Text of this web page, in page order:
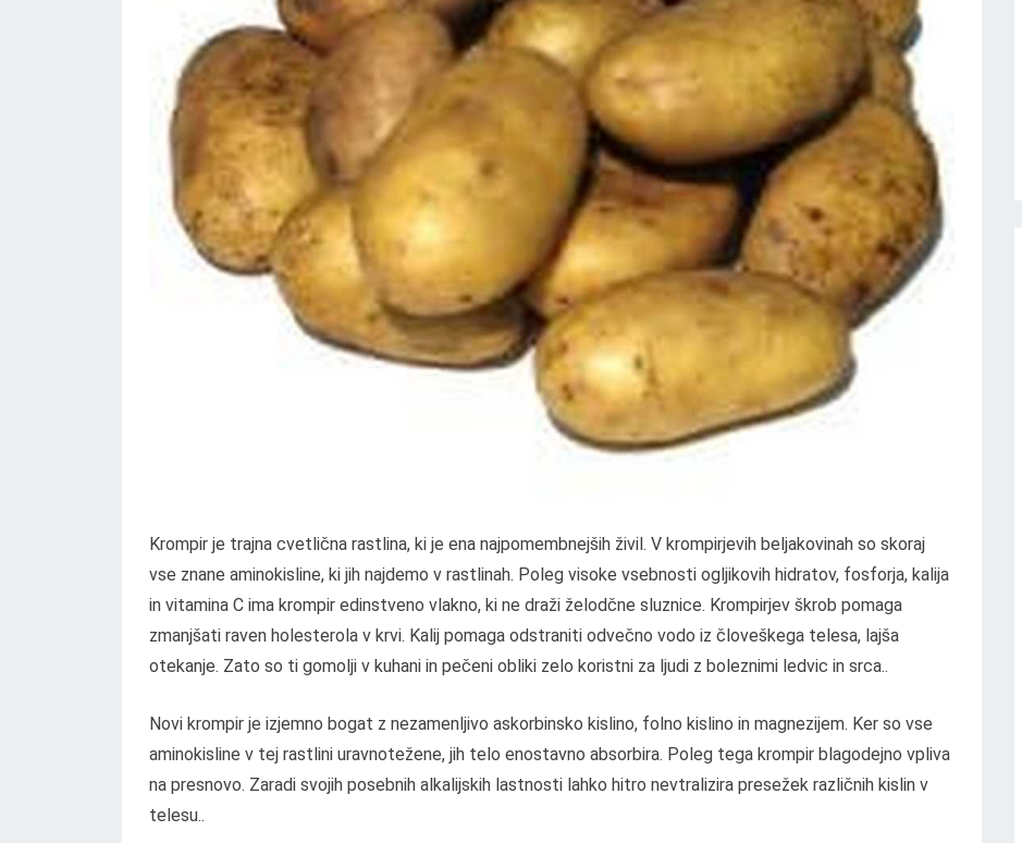
Krompir je trajna cvetlična rastlina, ki je ena najpomembnejših živil. V krompirjevih beljakovinah so skoraj
vse znane aminokisline, ki jih najdemo v rastlinah. Poleg visoke vsebnosti ogljikovih hidratov, fosforja, kalija
in vitamina C ima krompir edinstveno vlakno, ki ne draži želodčne sluznice. Krompirjev škrob pomaga
zmanjšati raven holesterola v krvi. Kalij pomaga odstraniti odvečno vodo iz človeškega telesa, lajša
otekanje. Zato so ti gomolji v kuhani in pečeni obliki zelo koristni za ljudi z boleznimi ledvic in srca..
Novi krompir je izjemno bogat z nezamenljivo askorbinsko kislino, folno kislino in magnezijem. Ker so vse
aminokisline v tej rastlini uravnotežene, jih telo enostavno absorbira. Poleg tega krompir blagodejno vpliva
na presnovo. Zaradi svojih posebnih alkalijskih lastnosti lahko hitro nevtralizira presežek različnih kislin v
telesu..